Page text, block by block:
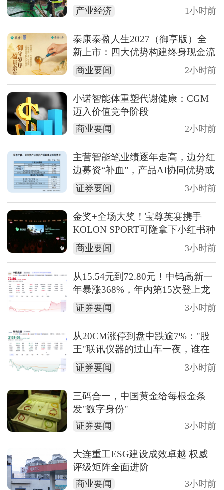
产业经济 1小时前
泰康泰盈人生2027（御享版）全
新上市：四大优势构建终身现金流
硬核方案
商业要闻 2小时前
小诺智能体重塑代谢健康：CGM
迈入价值竞争阶段
商业要闻 2小时前
主营智能笔业绩逐年走高，边分红
边募资“补血”，产品AI协同优势或
基于客户自研的智能体
证券要闻 3小时前
金奖+全场大奖！宝尊英赛携手
KOLON SPORT可隆拿下小红书种
草大赏最高荣誉
商业要闻 3小时前
从15.54元到72.80元！中钨高新一
年暴涨368%，年内第15次登上龙
虎榜
证券要闻 3小时前
从20CM涨停到盘中跌逾7%："股
王"联讯仪器的过山车一夜，谁在
买？谁在卖？
证券要闻 3小时前
三码合一，中国黄金给每根金条
发"数字身份"
证券要闻 3小时前
大连重工ESG建设成效卓越 权威
评级矩阵全面进阶
商业要闻 3小时前